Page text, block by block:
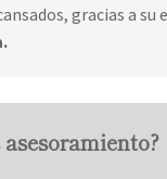
gracias a su